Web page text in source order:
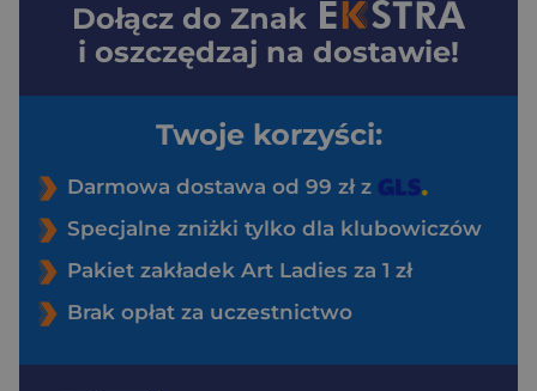
Dołącz do Znak
i oszczędzaj na dostawie!
Twoje korzyści:
Darmowa dostawa od 99 zł z
Specjalne zniżki tylko dla klubowiczów
Pakiet zakładek Art Ladies za 1 zł
Brak opłat za uczestnictwo